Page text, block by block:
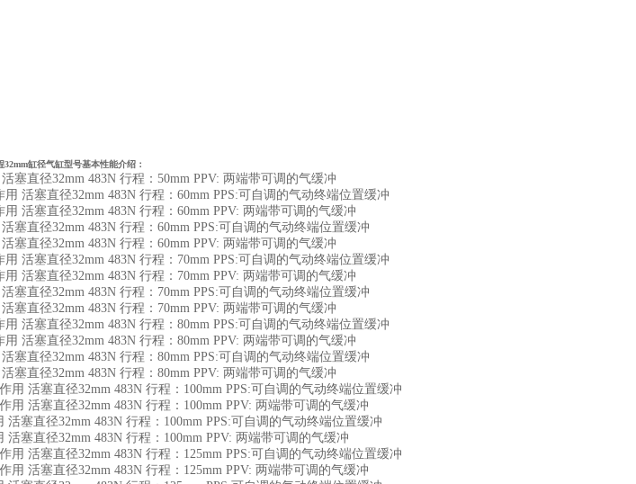
32mm缸径气缸型号基本性能介绍：
塞直径32mm 483N 行程：50mm PPV: 两端带可调的气缓冲
活塞直径32mm 483N 行程：60mm PPS:可自调的气动终端位置缓冲
活塞直径32mm 483N 行程：60mm PPV: 两端带可调的气缓冲
塞直径32mm 483N 行程：60mm PPS:可自调的气动终端位置缓冲
塞直径32mm 483N 行程：60mm PPV: 两端带可调的气缓冲
活塞直径32mm 483N 行程：70mm PPS:可自调的气动终端位置缓冲
活塞直径32mm 483N 行程：70mm PPV: 两端带可调的气缓冲
塞直径32mm 483N 行程：70mm PPS:可自调的气动终端位置缓冲
塞直径32mm 483N 行程：70mm PPV: 两端带可调的气缓冲
活塞直径32mm 483N 行程：80mm PPS:可自调的气动终端位置缓冲
活塞直径32mm 483N 行程：80mm PPV: 两端带可调的气缓冲
塞直径32mm 483N 行程：80mm PPS:可自调的气动终端位置缓冲
塞直径32mm 483N 行程：80mm PPV: 两端带可调的气缓冲
用 活塞直径32mm 483N 行程：100mm PPS:可自调的气动终端位置缓冲
用 活塞直径32mm 483N 行程：100mm PPV: 两端带可调的气缓冲
活塞直径32mm 483N 行程：100mm PPS:可自调的气动终端位置缓冲
活塞直径32mm 483N 行程：100mm PPV: 两端带可调的气缓冲
用 活塞直径32mm 483N 行程：125mm PPS:可自调的气动终端位置缓冲
用 活塞直径32mm 483N 行程：125mm PPV: 两端带可调的气缓冲